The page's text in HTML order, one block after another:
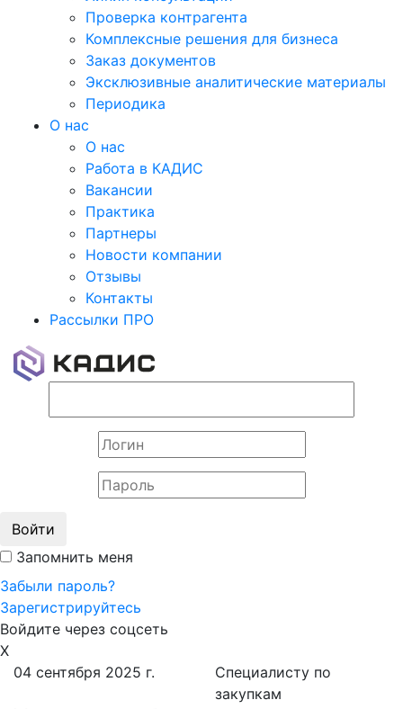
Проверка контрагента
Комплексные решения для бизнеса
Заказ документов
Эксклюзивные аналитические материалы
Периодика
О нас
О нас
Работа в КАДИС
Вакансии
Практика
Партнеры
Новости компании
Отзывы
Контакты
Рассылки ПРО
Войти
Запомнить меня
Забыли пароль?
Зарегистрируйтесь
Войдите через соцсеть
X
04 сентября 2025 г.
Специалисту по
закупкам